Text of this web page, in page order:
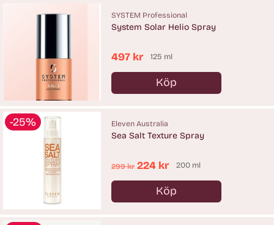
SYSTEM Professional
System Solar Helio Spray
497 kr 125 ml
Köp
Antal
-25% Eleven Australia
Sea Salt Texture Spray
Ordinarie
pris
299 kr 224 kr 200 ml
Köp
Antal